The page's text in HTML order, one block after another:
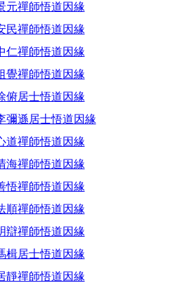
元禪師悟道因緣
民禪師悟道因緣
仁禪師悟道因緣
覺禪師悟道因緣
俯居士悟道因緣
彌遜居士悟道因緣
道禪師悟道因緣
海禪師悟道因緣
悟禪師悟道因緣
順禪師悟道因緣
辯禪師悟道因緣
楫居士悟道因緣
靜禪師悟道因緣